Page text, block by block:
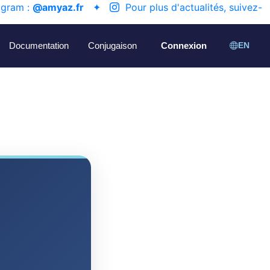
: @amyaz.fr ✦ Pour plus d'actualités, suivez-
Documentation Conjugaison Connexion EN